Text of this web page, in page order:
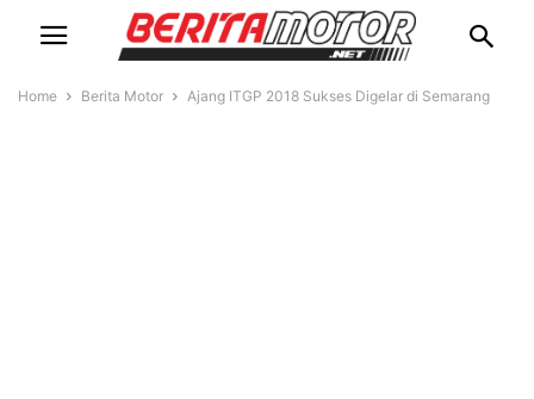
Home Berita Motor Ajang ITGP 2018 Sukses Digelar di Semarang